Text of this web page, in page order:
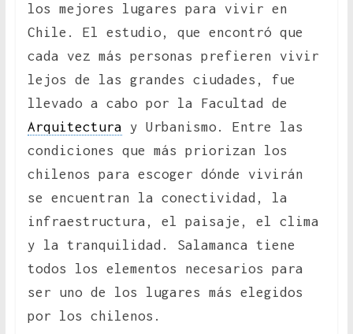
los mejores lugares para vivir en
Chile. El estudio, que encontró que
cada vez más personas prefieren vivir
lejos de las grandes ciudades, fue
llevado a cabo por la Facultad de
Arquitectura y Urbanismo. Entre las
condiciones que más priorizan los
chilenos para escoger dónde vivirán
se encuentran la conectividad, la
infraestructura, el paisaje, el clima
y la tranquilidad. Salamanca tiene
todos los elementos necesarios para
ser uno de los lugares más elegidos
por los chilenos.